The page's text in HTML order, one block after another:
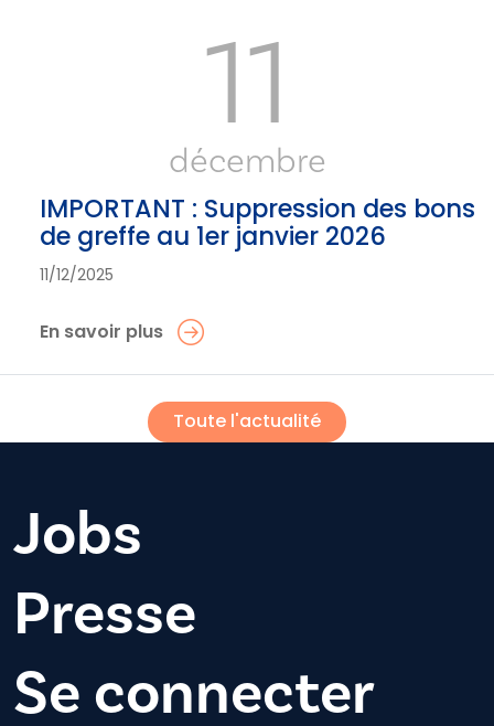
11
décembre
IMPORTANT : Suppression des bons
de greffe au 1er janvier 2026
11/12/2025
En savoir plus
Toute l'actualité
Jobs
Presse
Se connecter